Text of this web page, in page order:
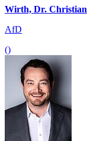
Wirth, Dr. Christian
AfD
()